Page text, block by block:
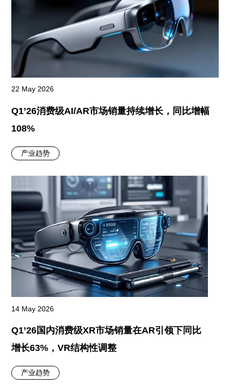
22 May 2026
Q1’26消费级AI/AR市场销量持续增长，同比增幅
108%
产业趋势
14 May 2026
Q1’26国内消费级XR市场销量在AR引领下同比
增长63%，VR结构性调整
产业趋势